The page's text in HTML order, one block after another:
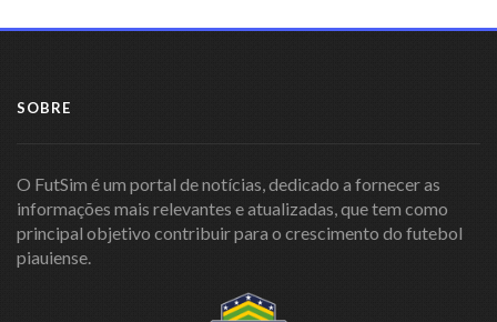
SOBRE
O FutSim é um portal de notícias, dedicado a fornecer as
informações mais relevantes e atualizadas, que tem como
principal objetivo contribuir para o crescimento do futebol
piauiense.